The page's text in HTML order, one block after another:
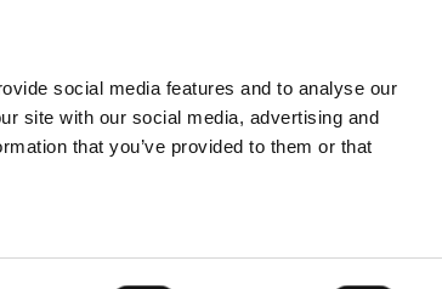
social media features and to analyse our
site with our social media, advertising and
that you’ve provided to them or that